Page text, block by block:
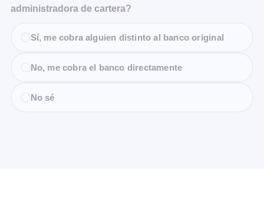
administradora de cartera?
Sí, me cobra alguien distinto al banco original
No, me cobra el banco directamente
No sé